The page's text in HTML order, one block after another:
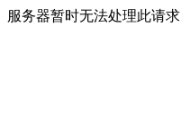
服务器暂时无法处理此请求